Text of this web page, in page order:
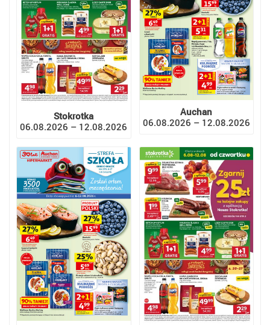
Stokrotka
06.08.2026 – 12.08.2026
Auchan
06.08.2026 – 12.08.2026